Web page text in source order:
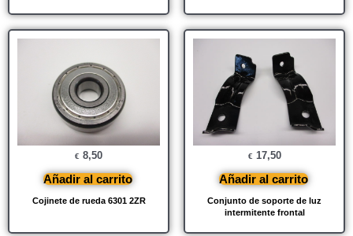
Cojinete de rueda 6301 2ZR
€ 8,50
Añadir al carrito
Conjunto de soporte de luz
intermitente frontal
€ 17,50
Añadir al carrito